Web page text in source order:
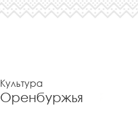
Культура
Оренбуржья